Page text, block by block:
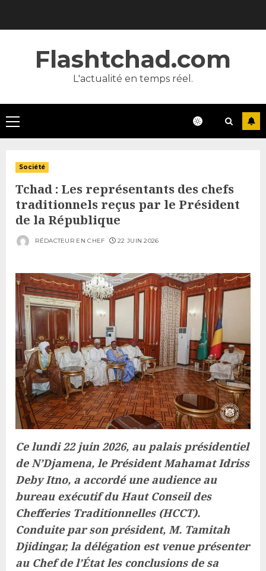
Flashtchad.com
L'actualité en temps réel.
Primary
Menu
Société
Tchad : Les représentants des chefs
traditionnels reçus par le Président
de la République
RÉDACTEUR EN CHEF 22 JUIN 2026
Ce lundi 22 juin 2026, au palais présidentiel
de N’Djamena, le Président Mahamat Idriss
Deby Itno, a accordé une audience au
bureau exécutif du Haut Conseil des
Chefferies Traditionnelles (HCCT).
Conduite par son président, M. Tamitah
Djidingar, la délégation est venue présenter
au Chef de l’État les conclusions de sa